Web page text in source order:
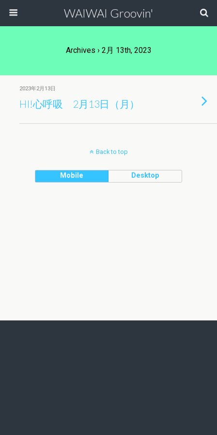
WAIWAI Groovin'
Archives › 2月 13th, 2023
2023年2月13日
HI!心呼吸 2月13日（月）
Back to top
Mobile Desktop